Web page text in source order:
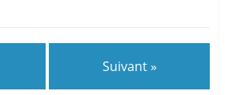
Suivant »